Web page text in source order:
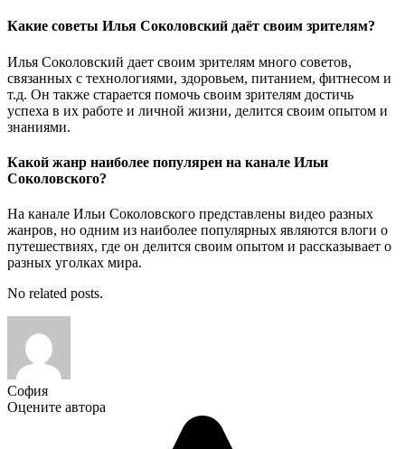
Какие советы Илья Соколовский даёт своим зрителям?
Илья Соколовский дает своим зрителям много советов,
связанных с технологиями, здоровьем, питанием, фитнесом и
т.д. Он также старается помочь своим зрителям достичь
успеха в их работе и личной жизни, делится своим опытом и
знаниями.
Какой жанр наиболее популярен на канале Ильи
Соколовского?
На канале Ильи Соколовского представлены видео разных
жанров, но одним из наиболее популярных являются влоги о
путешествиях, где он делится своим опытом и рассказывает о
разных уголках мира.
No related posts.
София
Оцените автора